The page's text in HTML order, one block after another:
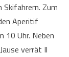
Skifahrern. Zum
Aperitif
Uhr. Neben
verrät Il